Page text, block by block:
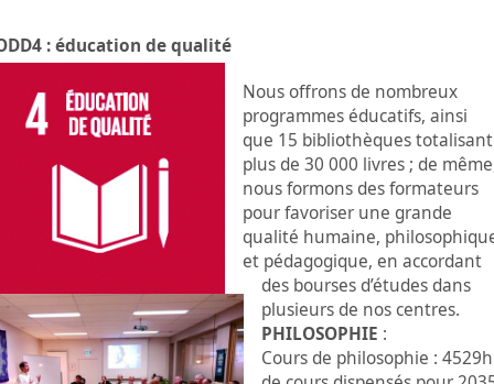
: éducation de qualité
Nous offrons de nombreux
programmes éducatifs, ainsi
que 15 bibliothèques totalisant
plus de 30 000 livres ; de
nous formons des formateurs
pour favoriser une grande
qualité humaine,
et pédagogique, en accordant
des bourses d’études dans
plusieurs de nos centres.
PHILOSOPHIE :
Cours de philosophie : 4529h